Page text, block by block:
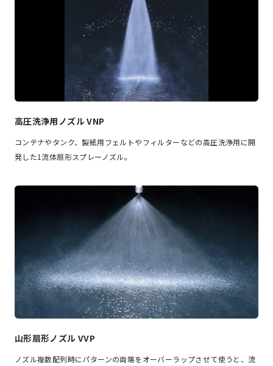
高圧洗浄用ノズル VNP
コンテナやタンク、製紙用フェルトやフィルターなどの高圧洗浄用に開
発した1流体扇形スプレーノズル。
山形扇形ノズル VVP
ノズル複数配列時にパターンの両端をオーバーラップさせて使うと、流